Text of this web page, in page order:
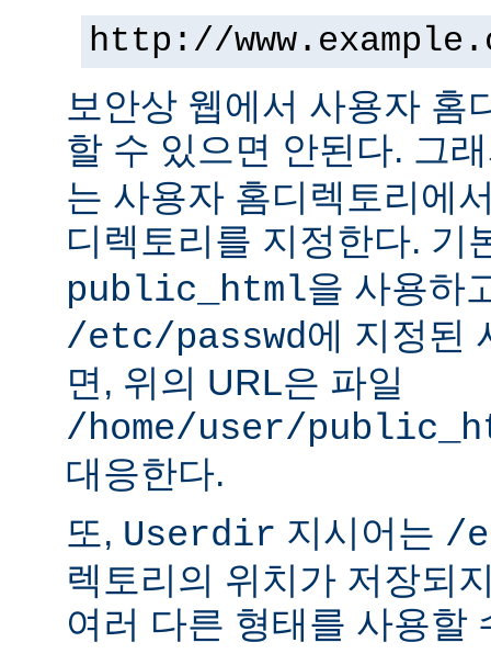
http://
보안상 웹에서 사용자 홈
할 수 있으면 안된다. 그
는 사용자 홈디렉토리에
디렉토리를 지정한다. 기
public_html을 사용하
/etc/passwd에 지정된
면, 위의 URL은 파일
/home/user/
대응한다.
또, Userdir 지시어는 /
렉토리의 위치가 저장되
여러 다른 형태를 사용할